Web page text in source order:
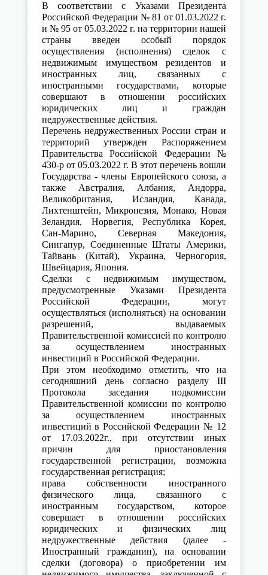
В соответствии с Указами Президента
Российской Федерации № 81 от 01.03.2022 г.
и № 95 от 05.03.2022 г. на территории нашей
страны введен особый порядок
осуществления (исполнения) сделок с
недвижимым имуществом резидентов и
иностранных лиц, связанных с
иностранными государствами, которые
совершают в отношении российских
юридических лиц и граждан
недружественные действия.
Перечень недружественных России стран и
территорий утвержден Распоряжением
Правительства Российской Федерации №
430-р от 05.03.2022 г. В этот перечень вошли
Государства - члены Европейского союза, а
также Австралия, Албания, Андорра,
Великобритания, Исландия, Канада,
Лихтенштейн, Микронезия, Монако, Новая
Зеландия, Норвегия, Республика Корея,
Сан-Марино, Северная Македония,
Сингапур, Соединенные Штаты Америки,
Тайвань (Китай), Украина, Черногория,
Швейцария, Япония.
Сделки с недвижимым имуществом,
предусмотренные Указами Президента
Российской Федерации, могут
осуществляться (исполняться) на основании
разрешений, выдаваемых
Правительственной комиссией по контролю
за осуществлением иностранных
инвестиций в Российской Федерации.
При этом необходимо отметить, что на
сегодняшний день согласно разделу III
Протокола заседания подкомиссии
Правительственной комиссии по контролю
за осуществлением иностранных
инвестиций в Российской Федерации № 12
от 17.03.2022г., при отсутствии иных
причин для приостановления
государственной регистрации, возможна
государственная регистрация;
права собственности иностранного
физического лица, связанного с
иностранным государством, которое
совершает в отношении российских
юридических и физических лиц
недружественные действия (далее -
Иностранный гражданин), на основании
сделки (договора) о приобретении им